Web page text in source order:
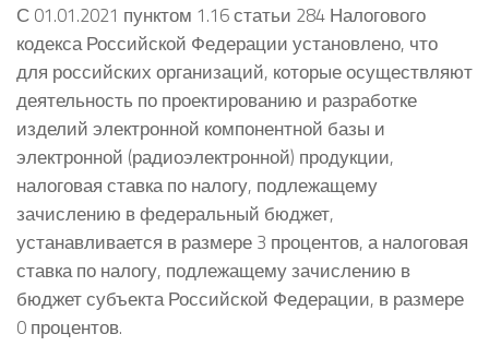
С 01.01.2021 пунктом 1.16 статьи 284 Налогового
кодекса Российской Федерации установлено, что
для российских организаций, которые осуществляют
деятельность по проектированию и разработке
изделий электронной компонентной базы и
электронной (радиоэлектронной) продукции,
налоговая ставка по налогу, подлежащему
зачислению в федеральный бюджет,
устанавливается в размере 3 процентов, а налоговая
ставка по налогу, подлежащему зачислению в
бюджет субъекта Российской Федерации, в размере
0 процентов.